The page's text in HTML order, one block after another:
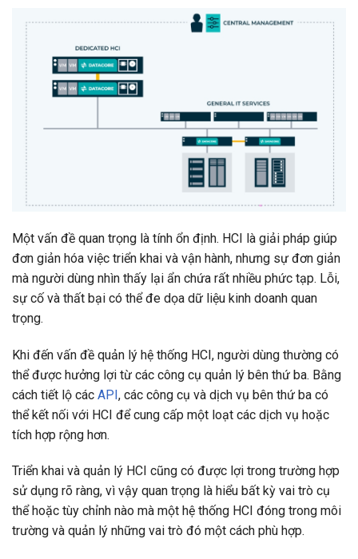
Một vấn đề quan trọng là tính ổn định. HCI là giải pháp giúp
đơn giản hóa việc triển khai và vận hành, nhưng sự đơn giản
mà người dùng nhìn thấy lại ẩn chứa rất nhiều phức tạp. Lỗi,
sự cố và thất bại có thể đe dọa dữ liệu kinh doanh quan
trọng.
Khi đến vấn đề quản lý hệ thống HCI, người dùng thường có
thể được hưởng lợi từ các công cụ quản lý bên thứ ba. Bằng
cách tiết lộ các API, các công cụ và dịch vụ bên thứ ba có
thể kết nối với HCI để cung cấp một loạt các dịch vụ hoặc
tích hợp rộng hơn.
Triển khai và quản lý HCI cũng có được lợi trong trường hợp
sử dụng rõ ràng, vì vậy quan trọng là hiểu bất kỳ vai trò cụ
thể hoặc tùy chỉnh nào mà một hệ thống HCI đóng trong môi
trường và quản lý những vai trò đó một cách phù hợp.